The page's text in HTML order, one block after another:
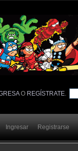
O REGÍSTRATE.
Ingresar Registrarse